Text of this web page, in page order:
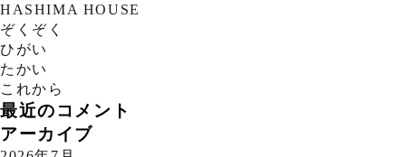
HASHIMA HOUSE
ぞくぞく
ひがい
たかい
これから
最近のコメント
アーカイブ